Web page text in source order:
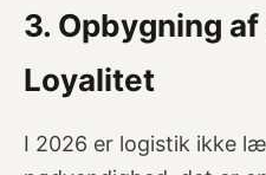
3. Opbygning
Loyalitet
I 2026 er logistik ikke